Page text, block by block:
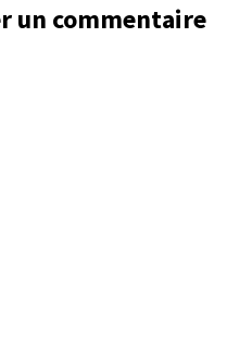
un commentaire